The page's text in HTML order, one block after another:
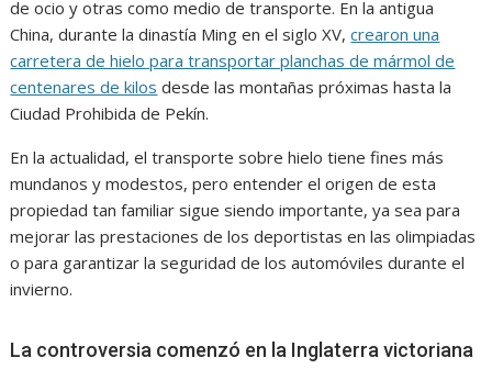
de ocio y otras como medio de transporte. En la antigua
China, durante la dinastía Ming en el siglo XV,crearon una
carretera de hielo para transportar planchas de mármol de
centenares de kilos desde las montañas próximas hasta la
Ciudad Prohibida de Pekín.
En la actualidad, el transporte sobre hielo tiene fines más
mundanos y modestos, pero entender el origen de esta
propiedad tan familiar sigue siendo importante, ya sea para
mejorar las prestaciones de los deportistas en las olimpiadas
o para garantizar la seguridad de los automóviles durante el
invierno.
La controversia comenzó en la Inglaterra victoriana